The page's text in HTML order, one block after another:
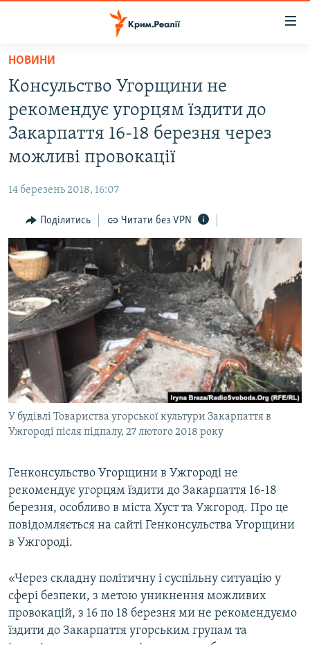
Перейти
основного
матеріалу
Перейти
до
основної
Перейти
пошуку
ВОДА.КРИМ
ВІДЕО ТА ФОТО
ПОГЛЯД
ІНТЕРВ'Ю
ВСЕ ЗА ДЕНЬ
СПЕЦПРОЕКТИ
ДЕПОРТАЦІЯ
ВІДЕОУРОКИ «ELIFBE»
СВІДЧЕННЯ ОКУПАЦІЇ
УКРАЇНСЬКА ПРОБЛЕМА КРИМУ
ІНФОГРАФІКА
ЯК ОБІЙТИ БЛОКУВАННЯ
Русский
Qırımtatar
ДОЛУЧАЙСЯ!
НОВИНИ
Консульство Угорщини не
рекомендує угорцям їздити до
Закарпаття 16-18 березня через
можливі провокації
14 березень 2018, 16:07
Поділитись Читати без VPN
У будівлі Товариства угорської культури Закарпаття в
Ужгороді після підпалу, 27 лютого 2018 року
Генконсульство Угорщини в Ужгороді не
рекомендує угорцям їздити до Закарпаття 16-18
березня, особливо в міста Хуст та Ужгород. Про це
повідомляється на сайті Генконсульства Угорщини
в Ужгороді.
«Через складну політичну і суспільну ситуацію у
сфері безпеки, з метою уникнення можливих
провокацій, з 16 по 18 березня ми не рекомендуємо
їздити до Закарпаття угорським групам та